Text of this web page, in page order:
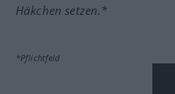
Häkchen setzen.*
*Pflichtfeld